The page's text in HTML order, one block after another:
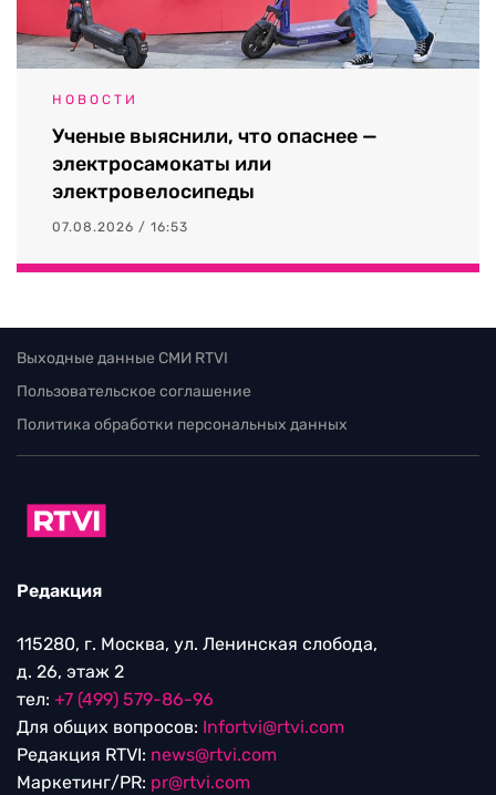
НОВОСТИ
Ученые выяснили, что опаснее —
электросамокаты или
электровелосипеды
07.08.2026 / 16:53
Выходные данные СМИ RTVI
Пользовательское соглашение
Политика обработки персональных данных
Редакция
115280, г. Москва, ул. Ленинская слобода,
д. 26, этаж 2
тел: +7 (499) 579-86-96
Для общих вопросов: Infortvi@rtvi.com
Редакция RTVI: news@rtvi.com
Маркетинг/PR: pr@rtvi.com